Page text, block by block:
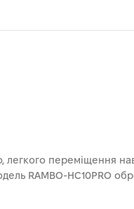
переміщення
RAMBO-HC10PRO